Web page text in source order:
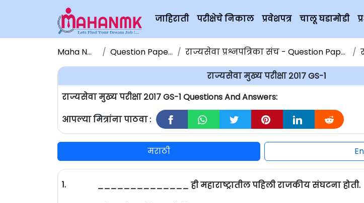
जाहिराती परीक्षेचे निकाल प्रवेशपत्र चालू घडामोडी
Maha NMK Question Papers राज्यसेवा प्रश्नपत्रिका संच - Question Papers
राज्यसेवा मुख्य परीक्षा २०१७ GS-1
राज्यसेवा मुख्य परीक्षा २०१७ GS-1 Questions And Answers:
आपल्या मित्रांना पाठवा :
मराठी
1. ______________ ही महाराष्ट्रातील पहिली राजकीय संघटना होती.